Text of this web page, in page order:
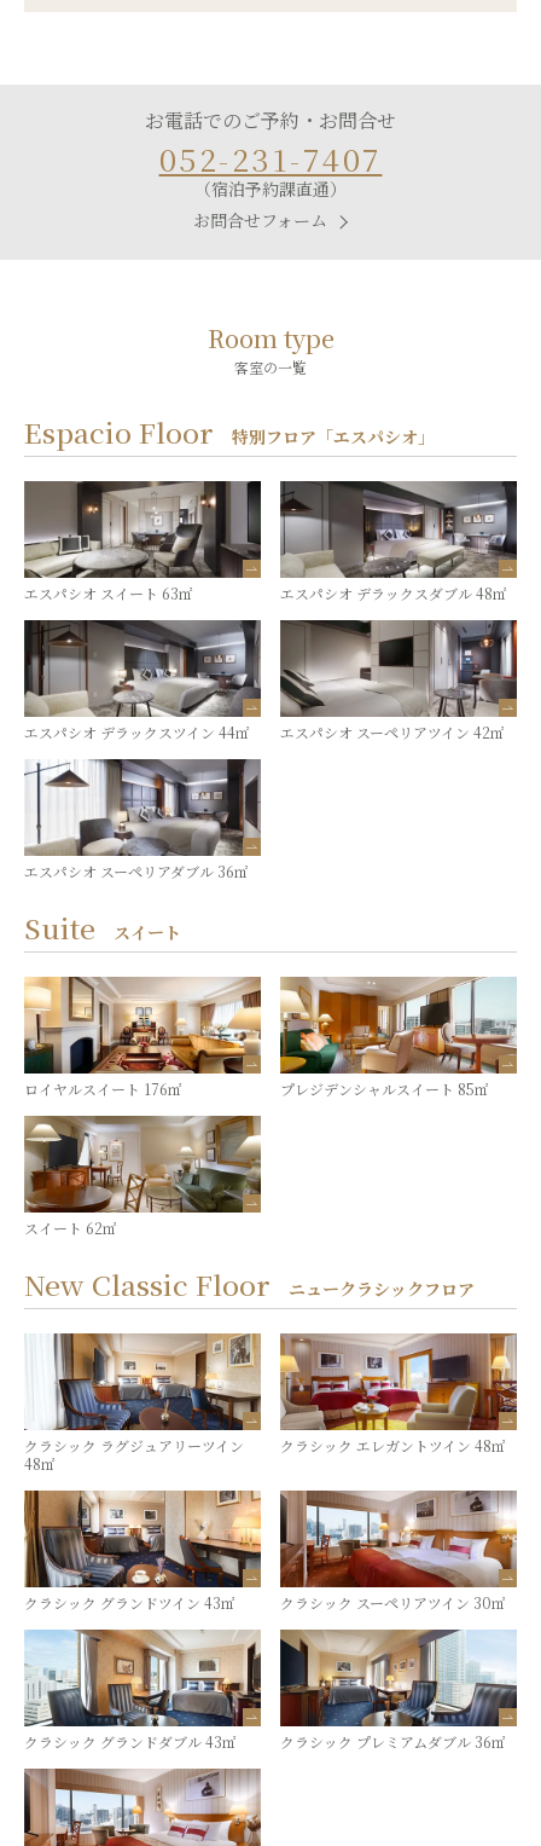
お電話でのご予約・お問合せ
052-231-7407
（宿泊予約課直通）
お問合せフォーム
Room type
客室の一覧
Espacio Floor 特別フロア「エスパシオ」
エスパシオ スイート 63㎡ エスパシオ デラックスダブル 48㎡
エスパシオ デラックスツイン 44㎡ エスパシオ スーペリアツイン 42㎡
エスパシオ スーペリアダブル 36㎡
Suite スイート
ロイヤルスイート 176㎡ プレジデンシャルスイート 85㎡
スイート 62㎡
New Classic Floor ニュークラシックフロア
クラシック ラグジュアリーツイン
48㎡
クラシック エレガントツイン 48㎡
クラシック グランドツイン 43㎡ クラシック スーペリアツイン 30㎡
クラシック グランドダブル 43㎡ クラシック プレミアムダブル 36㎡